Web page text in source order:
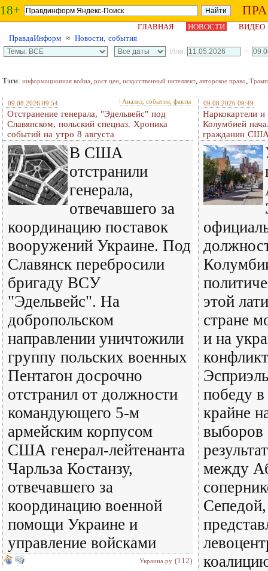
18+
ГЛАВНАЯ НОВОСТИ
ВИДЕО
ПравдаИнформ ≈ Новости, события
Или: –
Тэги: информационная война, рост цен, искусственный интеллект, авторское право, Трамп
09.08.2026 09:54 Анализ, события, факты
Отстранение генерала, "Эдельвейс" под
Славянском, польский спецназ. Хроника
событий на утро 8 августа
В США
отстранили
генерала,
отвечавшего за
координацию поставок
вооружений Украине. Под
Славянск перебросили
бригаду ВСУ
"Эдельвейс". На
добропольском
направлении уничтожили
группу польских военных
Пентагон досрочно
отстранил от должности
командующего 5-м
армейским корпусом
США генерал-лейтенанта
Чарльза Костанзу,
отвечавшего за
координацию военной
помощи Украине и
управление войсками
Украина.ру (112)
09.08.2026 09:49
Наркокартели
Колумбией
гражданин
этой
стране
и на
победу
крайне
выборов
между
Сепедой,